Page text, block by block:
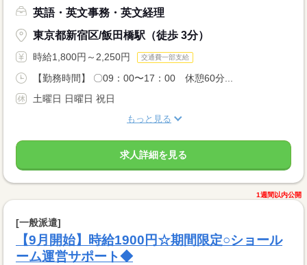
英語・英文事務・英文経理
東京都新宿区/飯田橋駅（徒歩 3分）
時給1,800円～2,250円 交通費一部支給
【勤務時間】 〇09：00〜17：00 休憩60分...
土曜日 日曜日 祝日
もっと見る
求人詳細を見る
1週間以内公開
[一般派遣]
【9月開始】時給1900円☆期間限定○ショール
ーム運営サポート◆